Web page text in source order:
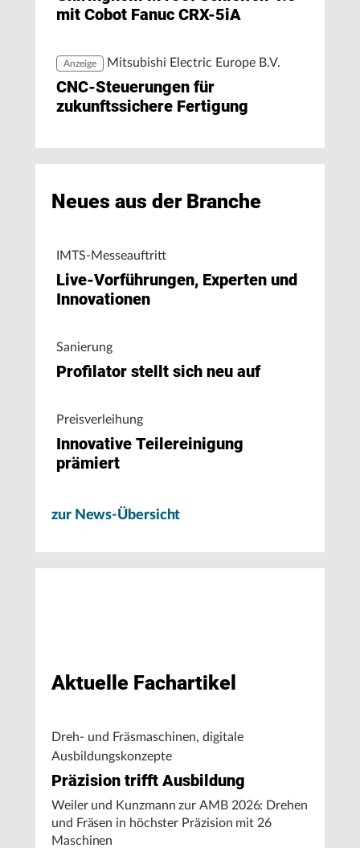
mit Cobot Fanuc CRX-5iA
Anzeige Mitsubishi Electric Europe B.V.
CNC-Steuerungen für
zukunftssichere Fertigung
Neues aus der Branche
IMTS-Messeauftritt
Live-Vorführungen, Experten und
Innovationen
Sanierung
Profilator stellt sich neu auf
Preisverleihung
Innovative Teilereinigung
prämiert
zur News-Übersicht
Aktuelle Fachartikel
Dreh- und Fräsmaschinen, digitale
Ausbildungskonzepte
Präzision trifft Ausbildung
Weiler und Kunzmann zur AMB 2026: Drehen
und Fräsen in höchster Präzision mit 26
Maschinen